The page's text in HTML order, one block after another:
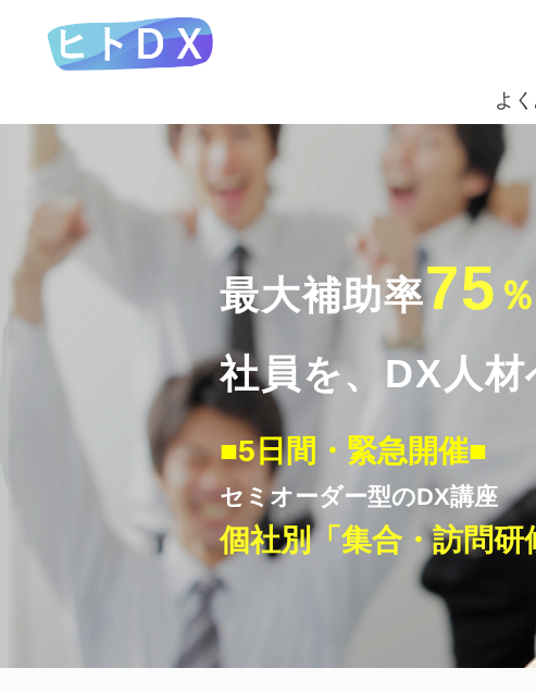
よ
最大補助率75 ％
社員を、DX人材
■5日間・緊急開催■
セミオーダー型のDX講座
個社別「集合・訪問研